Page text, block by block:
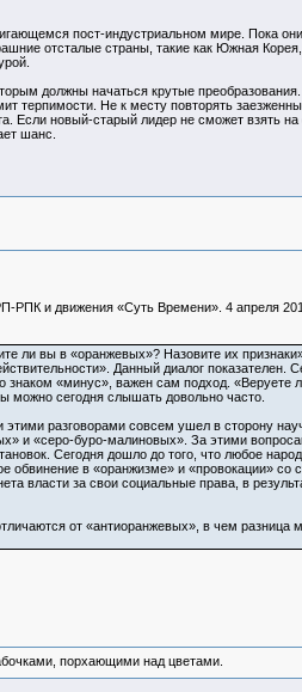
пост-индустриальном мире. Пока
отсталые страны, такие как Южная
должны начаться крутые
терпимости. Не к месту повторять
Если новый-старый лидер не сможет взять на
шанс.
РПК и движения «Суть Времени». 4 апреля
ли вы в «оранжевых»? Назовите их
Данный диалог показателен.
знаком «минус», важен сам подход. «Веруете
можно сегодня слышать довольно часто.
разговорами совсем ушел в сторону
и «серо-буро-малиновых». За этими
Сегодня дошло до того, что любое
обвинение в «оранжизме» и «провокации» со
власти за свои социальные права, в
от «антиоранжевых», в чем разница
порхающими над цветами.